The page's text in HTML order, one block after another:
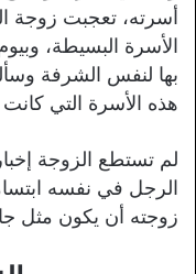
أسرته، تعجبت زوجة
الأسرة البسيطة،
بها لنفس الشرفة
هذه الأسرة التي كانت
لم تستطع الزوجة
الرجل في نفسه
زوجته أن يكون مثل